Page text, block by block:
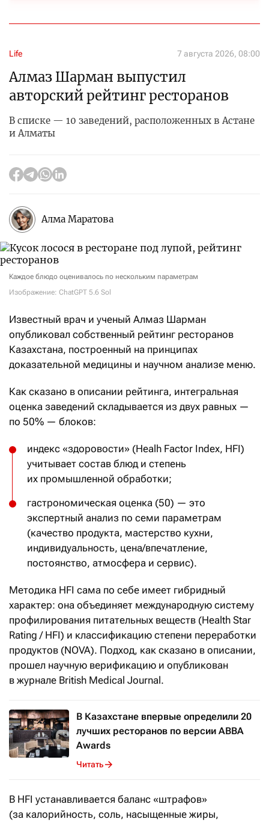
Life 7 августа 2026, 08:00
Алмаз Шарман выпустил
авторский рейтинг ресторанов
В списке — 10 заведений, расположенных в Астане
и Алматы
Алма Маратова
Каждое блюдо оценивалось по нескольким параметрам
Изображение: ChatGPT 5.6 Sol
Известный врач и ученый Алмаз Шарман
опубликовал собственный рейтинг ресторанов
Казахстана, построенный на принципах
доказательной медицины и научном анализе меню.
Как сказано в описании рейтинга, интегральная
оценка заведений складывается из двух равных —
по 50% — блоков:
индекс «здоровости» (Healh Factor Index, HFI)
учитывает состав блюд и степень
их промышленной обработки;
гастрономическая оценка (50) — это
экспертный анализ по семи параметрам
(качество продукта, мастерство кухни,
индивидуальность, цена/впечатление,
постоянство, атмосфера и сервис).
Методика HFI сама по себе имеет гибридный
характер: она объединяет международную систему
профилирования питательных веществ (Health Star
Rating / HFI) и классификацию степени переработки
продуктов (NOVA). Подход, как сказано в описании,
прошел научную верификацию и опубликован
в журнале British Medical Journal.
В Казахстане впервые определили 20
лучших ресторанов по версии ABBA
Awards
Читать
В HFI устанавливается баланс «штрафов»
(за калорийность, соль, насыщенные жиры,